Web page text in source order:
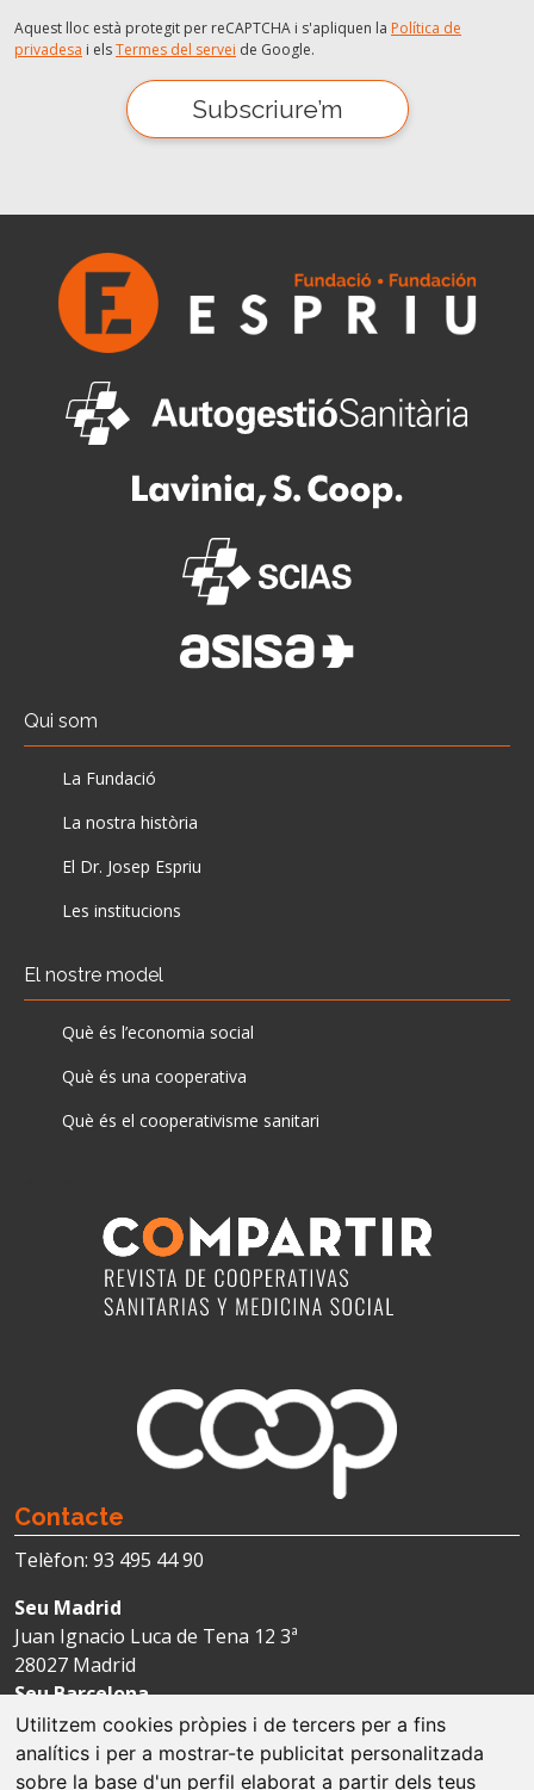
Utilitzem cookies pròpies i de tercers per a fins
analítics i per a mostrar-te publicitat personalitzada
sobre la base d'un perfil elaborat a partir dels teus
Aquest lloc està protegit per reCAPTCHA i s'apliquen la Política de
privadesa i elsTermes del servei de Google.
Qui som
La Fundació
La nostra història
El Dr. Josep Espriu
Les institucions
El nostre model
Què és l’economia social
Què és una cooperativa
Què és el cooperativisme sanitari
Contacte
Telèfon: 93 495 44 90
Seu Madrid
Juan Ignacio Luca de Tena 12 3ª
28027 Madrid
Seu Barcelona
Avda. Josep Tarradellas 123-127 4ª
08029 Barcelona